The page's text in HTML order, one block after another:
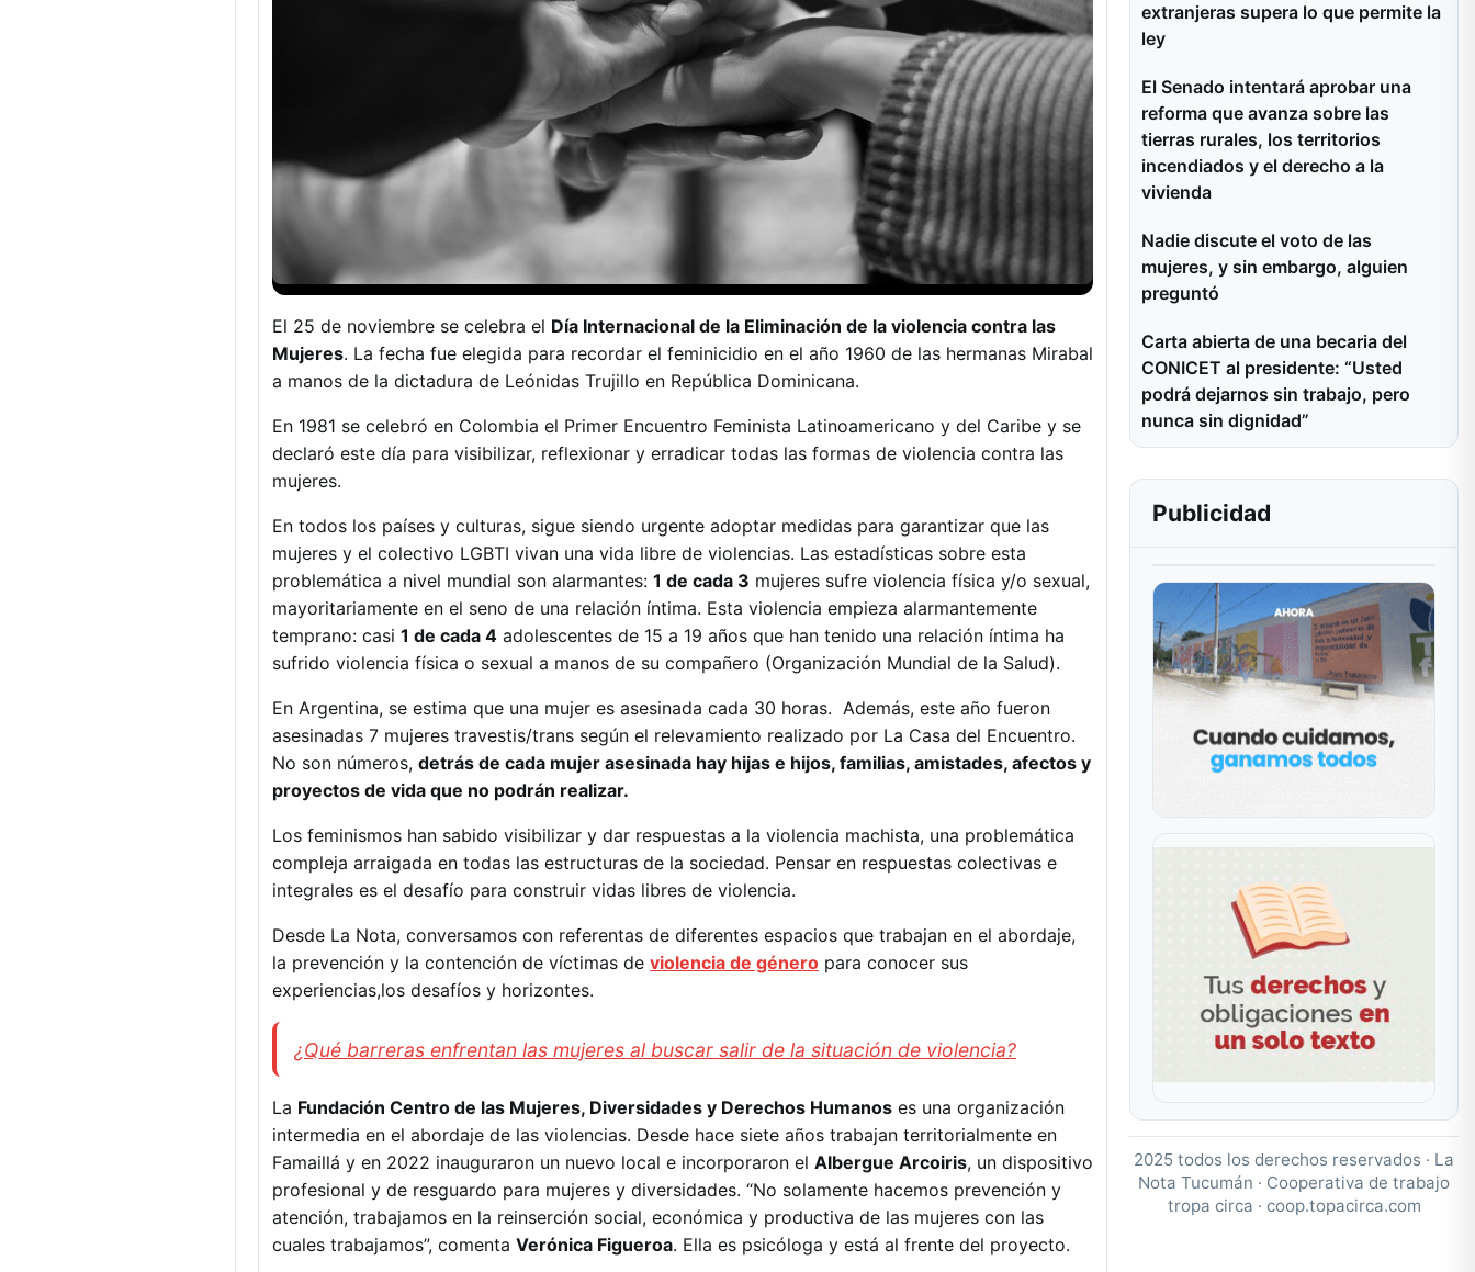
El 25 de noviembre se celebra el Día Internacional de la Eliminación de la violencia contra las
Mujeres. La fecha fue elegida para recordar el feminicidio en el año 1960 de las hermanas Mirabal
a manos de la dictadura de Leónidas Trujillo en República Dominicana.
En 1981 se celebró en Colombia el Primer Encuentro Feminista Latinoamericano y del Caribe y se
declaró este día para visibilizar, reflexionar y erradicar todas las formas de violencia contra las
mujeres.
En todos los países y culturas, sigue siendo urgente adoptar medidas para garantizar que las
mujeres y el colectivo LGBTI vivan una vida libre de violencias. Las estadísticas sobre esta
problemática a nivel mundial son alarmantes: 1 de cada 3 mujeres sufre violencia física y/o sexual,
mayoritariamente en el seno de una relación íntima. Esta violencia empieza alarmantemente
temprano: casi 1 de cada 4 adolescentes de 15 a 19 años que han tenido una relación íntima ha
sufrido violencia física o sexual a manos de su compañero (Organización Mundial de la Salud).
En Argentina, se estima que una mujer es asesinada cada 30 horas. Además, este año fueron
asesinadas 7 mujeres travestis/trans según el relevamiento realizado por La Casa del Encuentro.
No son números, detrás de cada mujer asesinada hay hijas e hijos, familias, amistades, afectos y
proyectos de vida que no podrán realizar.
Los feminismos han sabido visibilizar y dar respuestas a la violencia machista, una problemática
compleja arraigada en todas las estructuras de la sociedad. Pensar en respuestas colectivas e
integrales es el desafío para construir vidas libres de violencia.
Desde La Nota, conversamos con referentas de diferentes espacios que trabajan en el abordaje,
la prevención y la contención de víctimas de violencia de género para conocer sus
experiencias,los desafíos y horizontes.
¿Qué barreras enfrentan las mujeres al buscar salir de la situación de violencia?
La Fundación Centro de las Mujeres, Diversidades y Derechos Humanos es una organización
intermedia en el abordaje de las violencias. Desde hace siete años trabajan territorialmente en
Famaillá y en 2022 inauguraron un nuevo local e incorporaron el Albergue Arcoiris, un dispositivo
profesional y de resguardo para mujeres y diversidades. “No solamente hacemos prevención y
atención, trabajamos en la reinserción social, económica y productiva de las mujeres con las
cuales trabajamos”, comenta Verónica Figueroa. Ella es psicóloga y está al frente del proyecto.
extranjeras supera lo que permite la
ley
El Senado intentará aprobar una
reforma que avanza sobre las
tierras rurales, los territorios
incendiados y el derecho a la
vivienda
Nadie discute el voto de las
mujeres, y sin embargo, alguien
preguntó
Carta abierta de una becaria del
CONICET al presidente: “Usted
podrá dejarnos sin trabajo, pero
nunca sin dignidad”
Publicidad
2025 todos los derechos reservados · La
Nota Tucumán · Cooperativa de trabajo
tropa circa · coop.topacirca.com